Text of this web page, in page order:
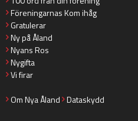
Föreningarnas Kom ihåg
Gratulerar
Ny på Åland
Nyans Ros
Nygifta
Vi firar
Om Nya Åland Dataskydd